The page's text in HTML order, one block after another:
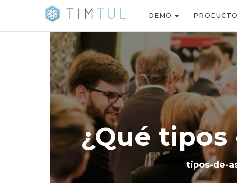
DEMO
¿Qué
tipos-de-